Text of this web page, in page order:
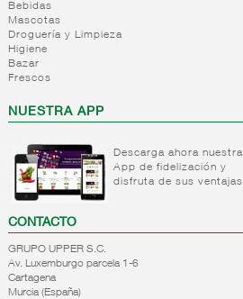
EJEMPLO
Bebidas
Mascotas
Droguería y Limpieza
Higiene
Bazar
Frescos
NUESTRA APP
Descarga ahora nuestra
App de fidelización y
disfruta de sus ventajas
CONTACTO
GRUPO UPPER S.C.
Av. Luxemburgo parcela 1-6
Cartagena
Murcia (España)